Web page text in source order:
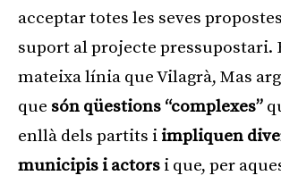
acceptar totes les seves
suport al projecte pressupostari.
mateixa línia que Vilagrà, Mas
que són qüestions “complexes”
enllà dels partits iimpliquen
municipis i actors i que, per